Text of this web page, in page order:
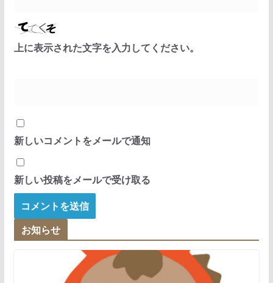
上に表示された文字を入力してください。
新しいコメントをメールで通知
新しい投稿をメールで受け取る
お知らせ